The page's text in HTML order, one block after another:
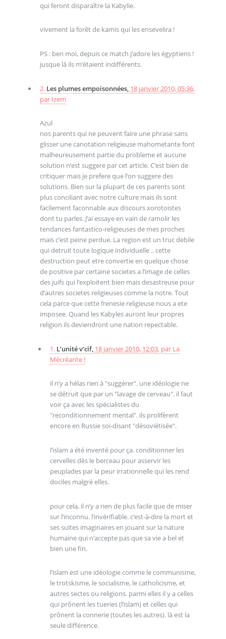
qui feront disparaître la Kabylie.
vivement la forêt de kamis qui les ensevelira !
PS : ben moi, depuis ce match j’adore les égyptiens !
jusque là ils m’étaient indifférents.
2. Les plumes empoisonnées, 18 janvier 2010, 05:36,
par Izem
Azul
nos parents qui ne peuvent faire une phrase sans
glisser une canotation religieuse mahometante font
malheureusement partie du probleme et aucune
solution n’est suggere par cet article. C’est bien de
critiquer mais je prefere que l’on suggere des
solutions. Bien sur la plupart de ces parents sont
plus conciliant avec notre culture mais ils sont
facilement faconnable aux discours xorotoistes
dont tu parles. J’ai essaye en vain de ramolir les
tendances fantastico-religieuses de mes proches
mais c’est peine perdue. La region est un truc debile
qui detruit toute logique individuelle .. cette
destruction peut etre convertie en quelque chose
de positive par certaine societes a l’image de celles
des juifs qui l’exploitent bien mais desastreuse pour
d’autres societes religieuses comme la notre. Tout
cela parce que cette frenesie religieuse nous a ete
imposee. Quand les Kabyles auront leur propres
religion ils deviendront une nation repectable.
1. L’unité v’cif, 18 janvier 2010, 12:03, par La
Mécréante !
il n’y a hélas rien à "suggérer". une idéologie ne
se détruit que par un "lavage de cerveau". il faut
voir ça avec les spécialistes du
"reconditionnement mental". ils prolifèrent
encore en Russie soi-disant "désoviétisée".
l’islam a été inventé pour ça. conditionner les
cervelles dès le berceau pour asservir les
peuplades par la peur irrationnelle qui les rend
dociles malgré elles.
pour cela, il n’y a rien de plus facile que de miser
sur l’inconnu. l’invérifiable. c’est-à-dire la mort et
ses suites imaginaires en jouant sur la nature
humaine qui n’accepte pas que sa vie a bel et
bien une fin.
l’islam est une idéologie comme le communisme,
le trotskisme, le socialisme, le catholicisme, et
autres sectes ou religions. parmi elles il y a celles
qui prônent les tueries (l’islam) et celles qui
prônent la connerie (toutes les autres). là est la
seule différence.